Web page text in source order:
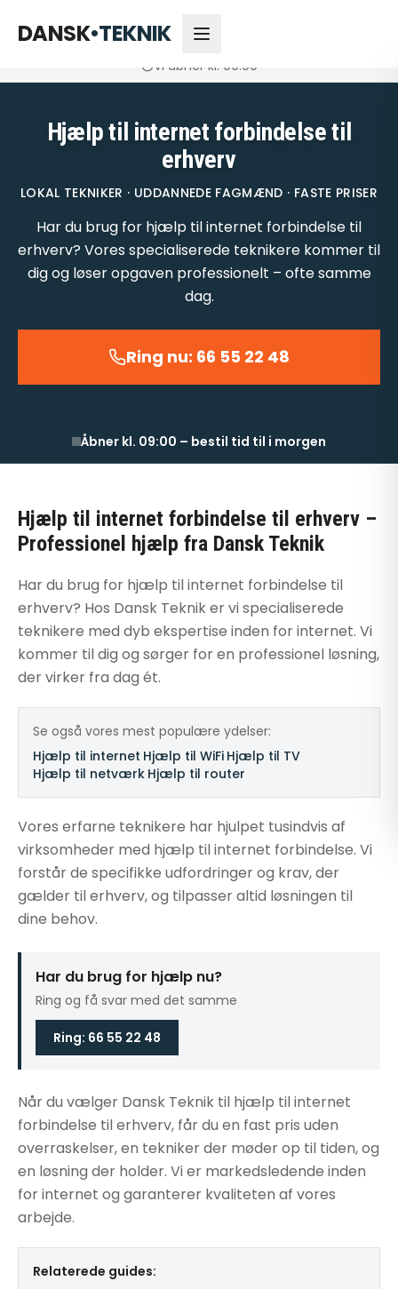
DANSK•TEKNIK
Åbner kl. 09:00
Vi åbner kl. 09:00
Hjælp til internet forbindelse til
erhverv
LOKAL TEKNIKER · UDDANNEDE FAGMÆND · FASTE PRISER
Har du brug for hjælp til internet forbindelse til
erhverv? Vores specialiserede teknikere kommer til
dig og løser opgaven professionelt – ofte samme
dag.
Ring nu: 66 55 22 48
Åbner kl. 09:00 – bestil tid til i morgen
Hjælp til internet forbindelse til erhverv –
Professionel hjælp fra Dansk Teknik
Har du brug for hjælp til internet forbindelse til
erhverv? Hos Dansk Teknik er vi specialiserede
teknikere med dyb ekspertise inden for internet. Vi
kommer til dig og sørger for en professionel løsning,
der virker fra dag ét.
Se også vores mest populære ydelser:
Hjælp til internet Hjælp til WiFi Hjælp til TV
Hjælp til netværk Hjælp til router
Vores erfarne teknikere har hjulpet tusindvis af
virksomheder med hjælp til internet forbindelse. Vi
forstår de specifikke udfordringer og krav, der
gælder til erhverv, og tilpasser altid løsningen til
dine behov.
Har du brug for hjælp nu?
Ring og få svar med det samme
Ring: 66 55 22 48
Når du vælger Dansk Teknik til hjælp til internet
forbindelse til erhverv, får du en fast pris uden
overraskelser, en tekniker der møder op til tiden, og
en løsning der holder. Vi er markedsledende inden
for internet og garanterer kvaliteten af vores
arbejde.
Relaterede guides: